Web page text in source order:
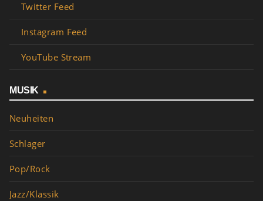
Twitter Feed
Instagram Feed
YouTube Stream
MUSIK
Neuheiten
Schlager
Pop/Rock
Jazz/Klassik